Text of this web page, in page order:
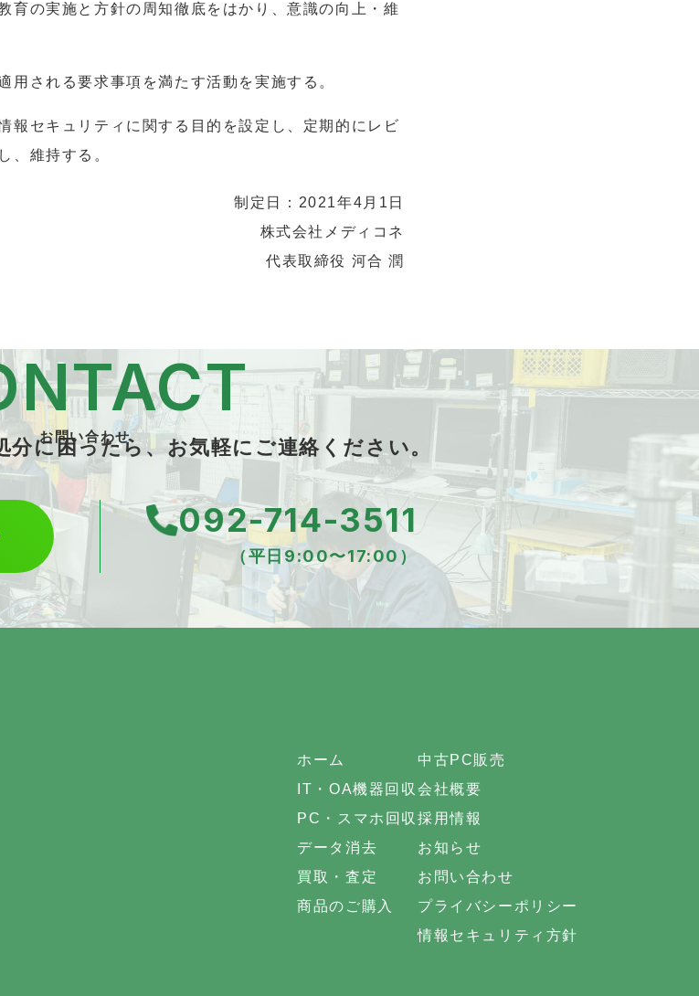
育の実施と方針の周知徹底をはかり、意識の向上・維
用される要求事項を満たす活動を実施する。
報セキュリティに関する目的を設定し、定期的にレビ
、維持する。
制定日：2021年4月1日
株式会社メディコネ
代表取締役 河合 潤
お問い合わせ
に困ったら、お気軽にご連絡ください。
092-714-3511
（平日9:00〜17:00）
ホーム
IT・OA機器回収
PC・スマホ回収
データ消去
買取・査定
商品のご購入
中古PC販売
会社概要
採用情報
お知らせ
お問い合わせ
プライバシーポリシー
情報セキュリティ方針